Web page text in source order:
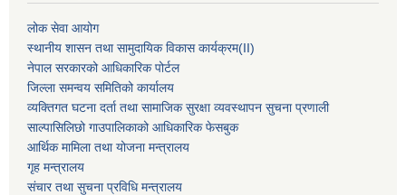
लोक सेवा आयोग
स्थानीय शासन तथा सामुदायिक विकास कार्यक्रम(II)
नेपाल सरकारको आधिकारिक पोर्टल
जिल्ला समन्वय समितिको कार्यालय
व्यक्तिगत घटना दर्ता तथा सामाजिक सुरक्षा व्यवस्थापन सुचना प्रणाली
साल्पासिलिछो गाउपालिकाको आधिकारिक फेसबुक
आर्थिक मामिला तथा योजना मन्त्रालय
गृह मन्त्रालय
संचार तथा सुचना प्रविधि मन्त्रालय